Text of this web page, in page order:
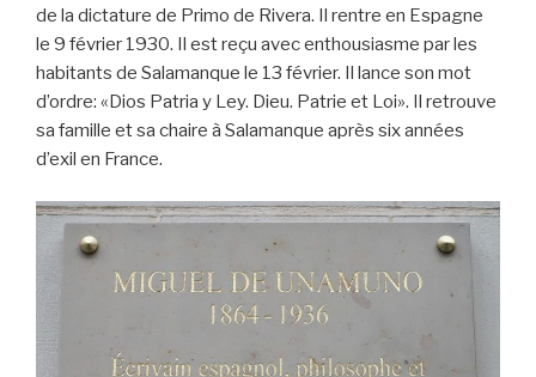
de la dictature de Primo de Rivera. Il rentre en Espagne
le 9 février 1930. Il est reçu avec enthousiasme par les
habitants de Salamanque le 13 février. Il lance son mot
d’ordre: «Dios Patria y Ley. Dieu. Patrie et Loi». Il retrouve
sa famille et sa chaire à Salamanque après six années
d’exil en France.